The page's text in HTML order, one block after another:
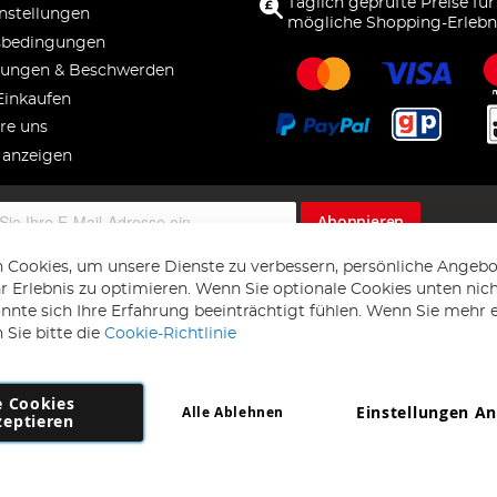
& Beschwerden
uns
Täglich geprüfte Preise
mögliche Shopping-
Abonnieren
Copyright 1997 - 2026 AD NL B.V. Alle Rechte vorbehalten.
B.V Dirk Hartogweg 14 DC1 Unit 5 5928LV Venlo, Firmennummer:
Cookies, um unsere Dienste zu verbessern, persönliche
Erlebnis zu optimieren. Wenn Sie optionale Cookies unten
sich Ihre Erfahrung beeinträchtigt fühlen. Wenn Sie mehr
Sie bitte die Cookie-Richtlinie
Cookies
Einstellungen
Alle Ablehnen